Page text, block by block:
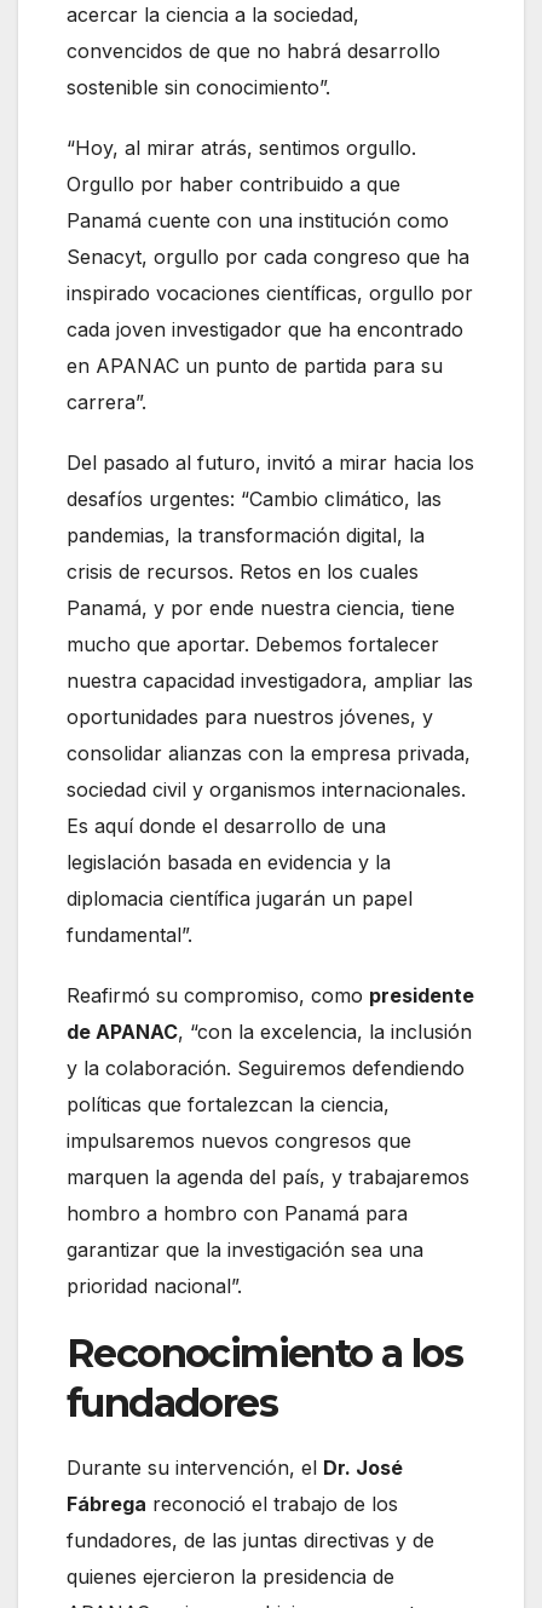
acercar la ciencia a la sociedad,
convencidos de que no habrá desarrollo
sostenible sin conocimiento”.
“Hoy, al mirar atrás, sentimos orgullo.
Orgullo por haber contribuido a que
Panamá cuente con una institución como
Senacyt, orgullo por cada congreso que ha
inspirado vocaciones científicas, orgullo por
cada joven investigador que ha encontrado
en APANAC un punto de partida para su
carrera”.
Del pasado al futuro, invitó a mirar hacia los
desafíos urgentes: “Cambio climático, las
pandemias, la transformación digital, la
crisis de recursos. Retos en los cuales
Panamá, y por ende nuestra ciencia, tiene
mucho que aportar. Debemos fortalecer
nuestra capacidad investigadora, ampliar las
oportunidades para nuestros jóvenes, y
consolidar alianzas con la empresa privada,
sociedad civil y organismos internacionales.
Es aquí donde el desarrollo de una
legislación basada en evidencia y la
diplomacia científica jugarán un papel
fundamental”.
Reafirmó su compromiso, como presidente
de APANAC, “con la excelencia, la inclusión
y la colaboración. Seguiremos defendiendo
políticas que fortalezcan la ciencia,
impulsaremos nuevos congresos que
marquen la agenda del país, y trabajaremos
hombro a hombro con Panamá para
garantizar que la investigación sea una
prioridad nacional”.
Reconocimiento a los
fundadores
Durante su intervención, el Dr. José
Fábrega reconoció el trabajo de los
fundadores, de las juntas directivas y de
quienes ejercieron la presidencia de